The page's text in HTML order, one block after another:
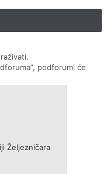
podforumi će